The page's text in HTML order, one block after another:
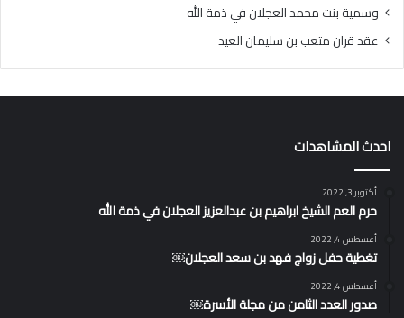
وسمية بنت محمد العجلان في ذمة الله
عقد قران متعب بن سليمان العيد
احدث المشاهدات
أكتوبر 3, 2022
حرم العم الشيخ ابراهيم بن عبدالعزيز العجلان في ذمة الله
أغسطس 4, 2022
تغطية حفل زواج فهد بن سعد العجلان￼
أغسطس 4, 2022
صدور العدد الثامن من مجلة الأسرة￼